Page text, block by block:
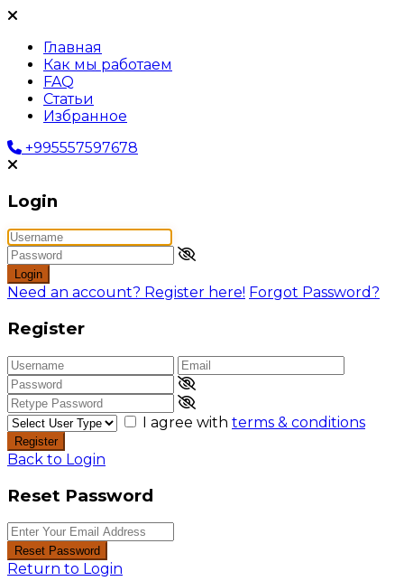
Главная
Как мы работаем
FAQ
Статьи
Избранное
+995557597678
Login
Login
Need an account? Register here! Forgot Password?
Register
I agree with terms & conditions
Register
Back to Login
Reset Password
Reset Password
Return to Login